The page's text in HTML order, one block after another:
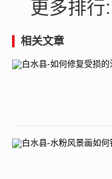
更多排行:
相关文章